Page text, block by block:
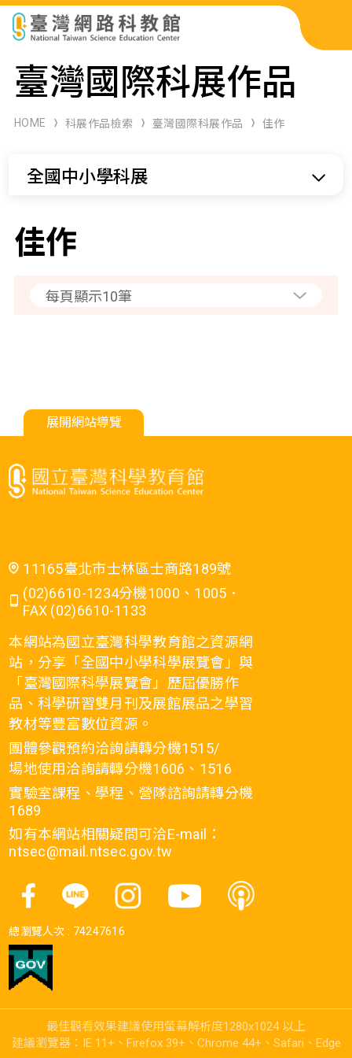
科展作品檢索
科學研習月刊
臺灣國際科展作品
HOME 科展作品檢索 臺灣國際科展作品 佳作
全國中小學科展
佳作
展開網站導覽
11165臺北市士林區士商路189號
(02)6610-1234分機1000、1005．
FAX (02)6610-1133
本網站為國立臺灣科學教育館之資源網
站，分享「全國中小學科學展覽會」與
「臺灣國際科學展覽會」歷屆優勝作
品、科學研習雙月刊及展館展品之學習
教材等豐富數位資源。
團體參觀預約洽詢請轉分機1515/
場地使用洽詢請轉分機1606、1516
實驗室課程、學程、營隊諮詢請轉分機
1689
如有本網站相關疑問可洽E-mail：
ntsec@mail.ntsec.gov.tw
總瀏覽人次 : 74247616
最佳觀看效果建議使用螢幕解析度1280x1024 以上
建議瀏覽器：IE 11+、Firefox 39+、Chrome 44+、Safari、Edge